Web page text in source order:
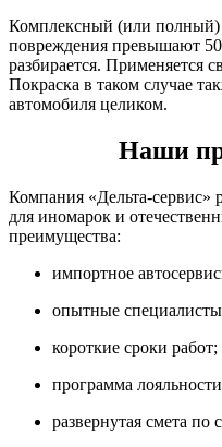
Комплексный (или полный)
повреждения превышают
разбирается. Применяется
Покраска в таком случае
автомобиля целиком.
Наши
Компания «Дельта-сервис»
для иномарок и
преимущества:
импортное
опытные
короткие сроки работ;
программа
развернутая смета по